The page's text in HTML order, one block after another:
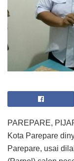
PAREPARE,
Kota Parepare
Parepare, usai